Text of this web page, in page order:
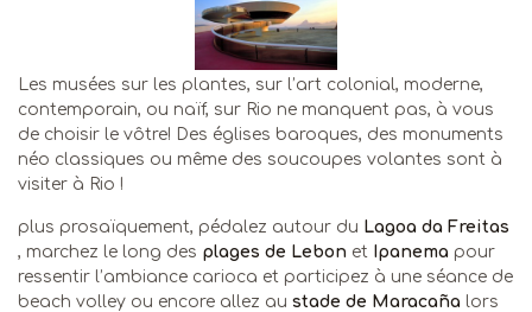
Les musées sur les plantes, sur l’art colonial, moderne,
contemporain, ou naïf, sur Rio ne manquent pas, à vous
de choisir le vôtre! Des églises baroques, des monuments
néo classiques ou même des soucoupes volantes sont à
visiter à Rio !
plus prosaïquement, pédalez autour du Lagoa da Freitas
, marchez le long des plages de Lebon et Ipanema pour
ressentir l’ambiance carioca et participez à une séance de
beach volley ou encore allez au stade de Maracaña lors